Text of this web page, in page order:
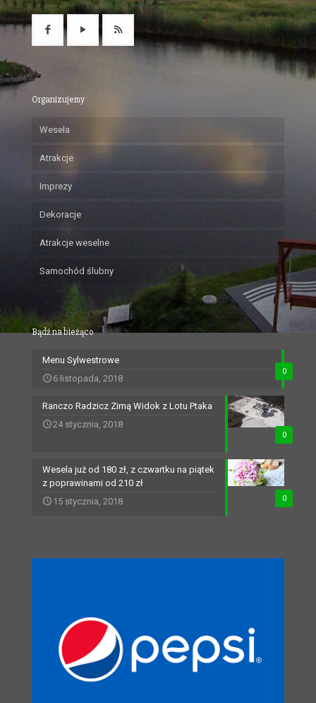
Organizujemy
Wesela
Atrakcje
Imprezy
Dekoracje
Atrakcje weselne
Samochód ślubny
Bądź na bieżąco
0
Menu Sylwestrowe
6 listopada, 2018
0
Ranczo Radzicz Zimą Widok z Lotu Ptaka
24 stycznia, 2018
0
Wesela już od 180 zł, z czwartku na piątek
z poprawinami od 210 zł
15 stycznia, 2018